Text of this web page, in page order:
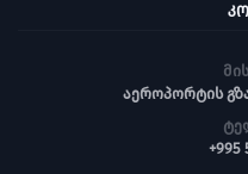
აეროპორტის
+995